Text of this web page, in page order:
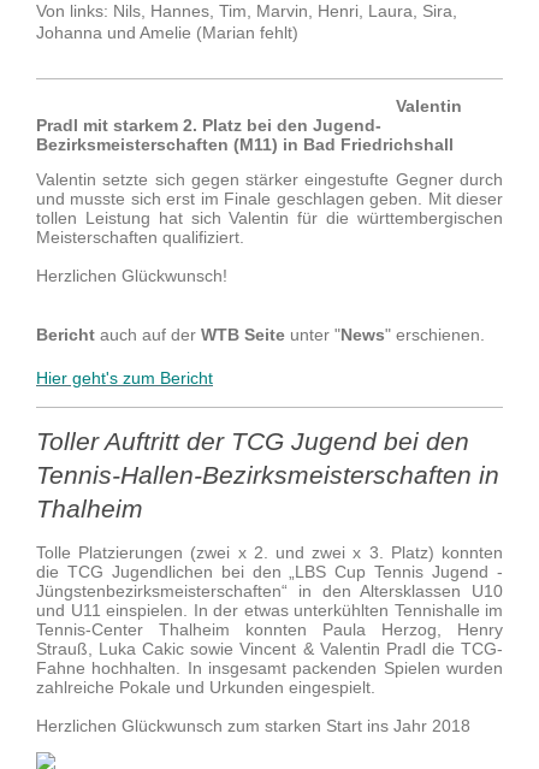
Von links: Nils, Hannes, Tim, Marvin, Henri, Laura, Sira,
Johanna und Amelie (Marian fehlt)
Valentin
Pradl mit starkem 2. Platz bei den Jugend-
Bezirksmeisterschaften (M11) in Bad Friedrichshall
Valentin setzte sich gegen stärker eingestufte Gegner durch
und musste sich erst im Finale geschlagen geben. Mit dieser
tollen Leistung hat sich Valentin für die württembergischen
Meisterschaften qualifiziert.
Herzlichen Glückwunsch!
Bericht auch auf der WTB Seite unter "News" erschienen.
Hier geht's zum Bericht
Toller Auftritt der TCG Jugend bei den
Tennis-Hallen-Bezirksmeisterschaften in
Thalheim
Tolle Platzierungen (zwei x 2. und zwei x 3. Platz) konnten
die TCG Jugendlichen bei den „LBS Cup Tennis Jugend -
Jüngstenbezirksmeisterschaften“ in den Altersklassen U10
und U11 einspielen. In der etwas unterkühlten Tennishalle im
Tennis-Center Thalheim konnten Paula Herzog, Henry
Strauß, Luka Cakic sowie Vincent & Valentin Pradl die TCG-
Fahne hochhalten. In insgesamt packenden Spielen wurden
zahlreiche Pokale und Urkunden eingespielt.
Herzlichen Glückwunsch zum starken Start ins Jahr 2018